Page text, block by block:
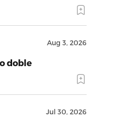
Aug 3, 2026
doble
Jul 30, 2026